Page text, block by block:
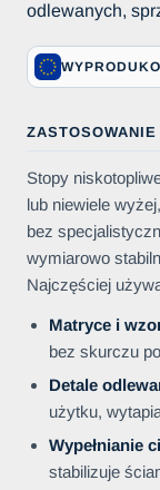
odlewanych,
ZASTOSOWANIE
Stopy
lub niewiele
bez
wymiarowo
Najczęściej
Matryce i
bez skurczu
Detale
użytku,
Wypełnianie
stabilizuje